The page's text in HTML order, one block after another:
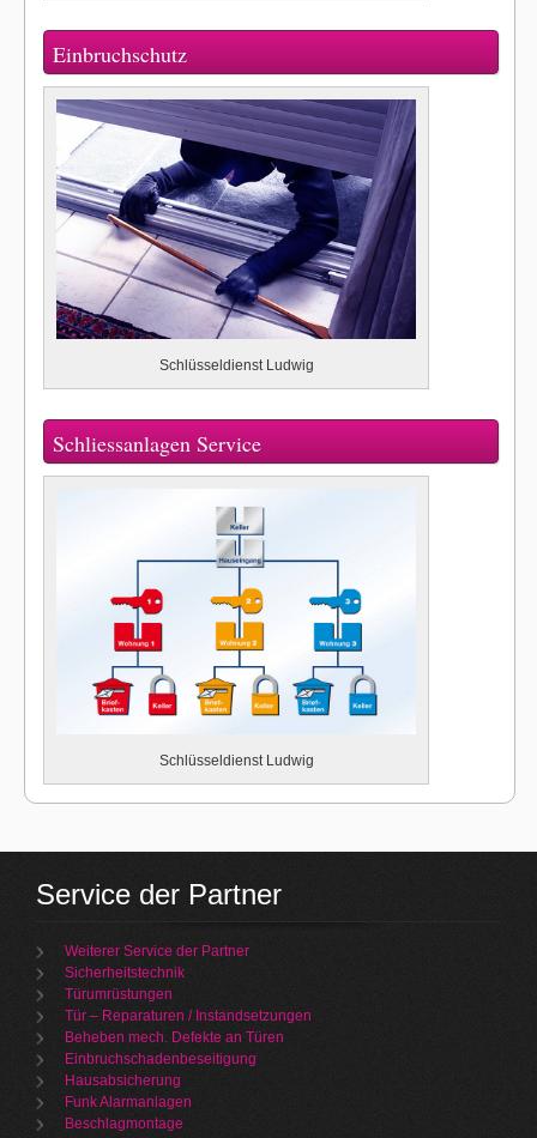
Einbruchschutz
Schlüsseldienst Ludwig
Schliessanlagen Service
Schlüsseldienst Ludwig
Service der Partner
Weiterer Service der Partner
Sicherheitstechnik
Türumrüstungen
Tür – Reparaturen / Instandsetzungen
Beheben mech. Defekte an Türen
Einbruchschadenbeseitigung
Hausabsicherung
Funk Alarmanlagen
Beschlagmontage